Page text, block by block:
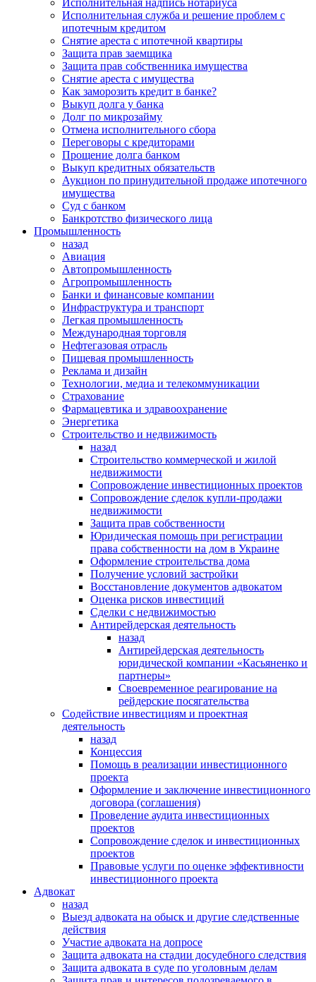
Исполнительная надпись нотариуса
Исполнительная служба и решение проблем с
ипотечным кредитом
Снятие ареста с ипотечной квартиры
Защита прав заемщика
Защита прав собственника имущества
Снятие ареста с имущества
Как заморозить кредит в банке?
Выкуп долга у банка
Долг по микрозайму
Отмена исполнительного сбора
Переговоры с кредиторами
Прощение долга банком
Выкуп кредитных обязательств
Аукцион по принудительной продаже ипотечного
имущества
Суд с банком
Банкротство физического лица
Промышленность
назад
Авиация
Автопромышленность
Агропромышленность
Банки и финансовые компании
Инфраструктура и транспорт
Легкая промышленность
Международная торговля
Нефтегазовая отрасль
Пищевая промышленность
Реклама и дизайн
Технологии, медиа и телекоммуникации
Страхование
Фармацевтика и здравоохранение
Энергетика
Строительство и недвижимость
назад
Строительство коммерческой и жилой
недвижимости
Сопровождение инвестиционных проектов
Сопровождение сделок купли-продажи
недвижимости
Защита прав собственности
Юридическая помощь при регистрации
права собственности на дом в Украине
Оформление строительства дома
Получение условий застройки
Восстановление документов адвокатом
Оценка рисков инвестиций
Сделки с недвижимостью
Антирейдерская деятельность
назад
Антирейдерская деятельность
юридической компании «Касьяненко и
партнеры»
Своевременное реагирование на
рейдерские посягательства
Содействие инвестициям и проектная
деятельность
назад
Концессия
Помощь в реализации инвестиционного
проекта
Оформление и заключение инвестиционного
договора (соглашения)
Проведение аудита инвестиционных
проектов
Сопровождение сделок и инвестиционных
проектов
Правовые услуги по оценке эффективности
инвестиционного проекта
Адвокат
назад
Выезд адвоката на обыск и другие следственные
действия
Участие адвоката на допросе
Защита адвоката на стадии досудебного следствия
Защита адвоката в суде по уголовным делам